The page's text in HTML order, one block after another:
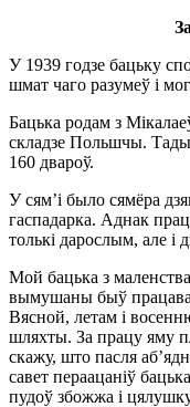
У 1939 годзе бацьку
шмат чаго разумеў і
Бацька родам з
складзе Польшчы. Тады
160 двароў.
У сям’і было сямёра
гаспадарка. Аднак
толькі дарослым, але і
Мой бацька з
вымушаны быў
Вясной, летам і
шляхты. За працу яму
скажу, што пасля
савет пераацаніў
пудоў збожжа і